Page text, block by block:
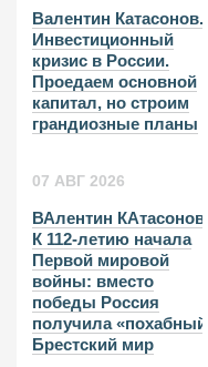
Валентин Катасонов.
Инвестиционный
кризис в России.
Проедаем основной
капитал, но строим
грандиозные планы
07 АВГ 2026
ВАлентин КАтасонов.
К 112-летию начала
Первой мировой
войны: вместо
победы Россия
получила «похабный»
Брестский мир